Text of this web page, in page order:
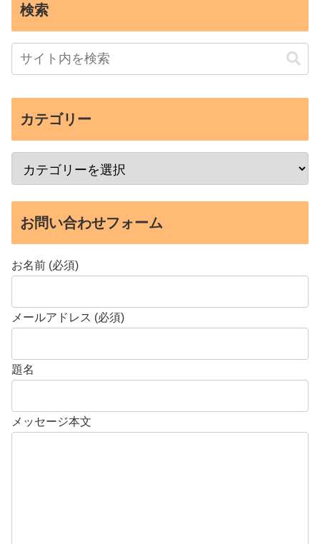
検索
カテゴリー
お問い合わせフォーム
お名前 (必須)
メールアドレス (必須)
題名
メッセージ本文